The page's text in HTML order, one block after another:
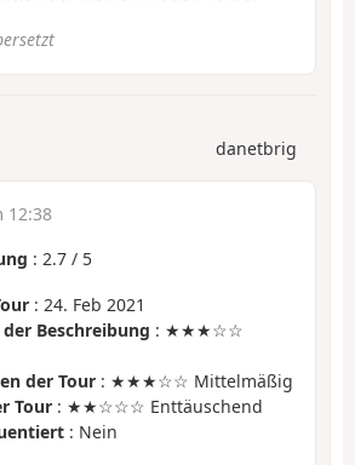
danetbrig
12:38
: 2.7 / 5
: 24. Feb 2021
Beschreibung : ★★★☆☆
der Tour : ★★★☆☆ Mittelmäßig
Tour : ★★☆☆☆ Enttäuschend
: Nein